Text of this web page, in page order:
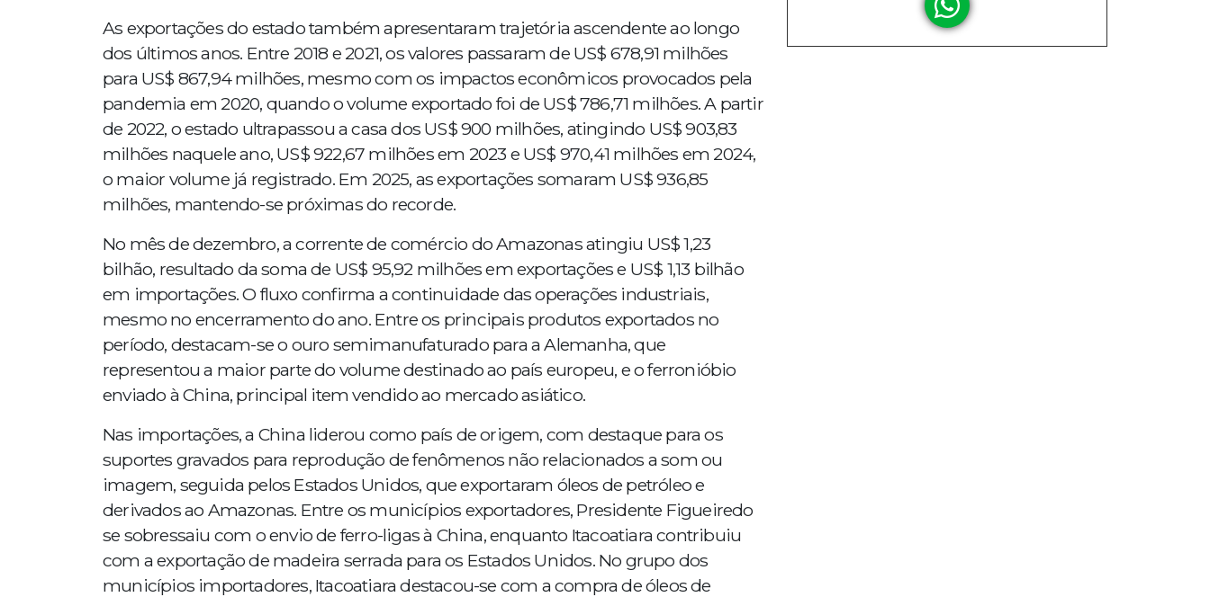
As exportações do estado também apresentaram trajetória ascendente ao longo
dos últimos anos. Entre 2018 e 2021, os valores passaram de US$ 678,91 milhões
para US$ 867,94 milhões, mesmo com os impactos econômicos provocados pela
pandemia em 2020, quando o volume exportado foi de US$ 786,71 milhões. A partir
de 2022, o estado ultrapassou a casa dos US$ 900 milhões, atingindo US$ 903,83
milhões naquele ano, US$ 922,67 milhões em 2023 e US$ 970,41 milhões em 2024,
o maior volume já registrado. Em 2025, as exportações somaram US$ 936,85
milhões, mantendo-se próximas do recorde.
No mês de dezembro, a corrente de comércio do Amazonas atingiu US$ 1,23
bilhão, resultado da soma de US$ 95,92 milhões em exportações e US$ 1,13 bilhão
em importações. O fluxo confirma a continuidade das operações industriais,
mesmo no encerramento do ano. Entre os principais produtos exportados no
período, destacam-se o ouro semimanufaturado para a Alemanha, que
representou a maior parte do volume destinado ao país europeu, e o ferronióbio
enviado à China, principal item vendido ao mercado asiático.
Nas importações, a China liderou como país de origem, com destaque para os
suportes gravados para reprodução de fenômenos não relacionados a som ou
imagem, seguida pelos Estados Unidos, que exportaram óleos de petróleo e
derivados ao Amazonas. Entre os municípios exportadores, Presidente Figueiredo
se sobressaiu com o envio de ferro-ligas à China, enquanto Itacoatiara contribuiu
com a exportação de madeira serrada para os Estados Unidos. No grupo dos
municípios importadores, Itacoatiara destacou-se com a compra de óleos de